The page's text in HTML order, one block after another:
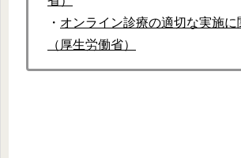
・ オンライン診療の適切な実施に
（厚生労働省）